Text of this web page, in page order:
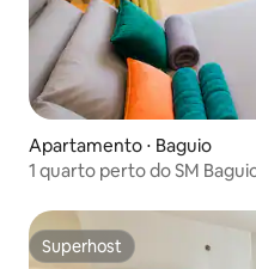
Apartamento ⋅ Baguio
1 quarto perto do SM
Superhost
Superhost